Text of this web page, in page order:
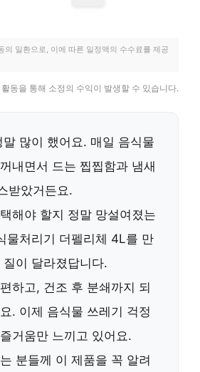
의 일환으로, 이에 따른 일정액의 수수료를 제공
동을 통해 소정의 수익이 발생할 수 있습니다.
많이 했어요. 매일 음식물
내면서 드는 찝찝함과 냄새
받았거든요.
해야 할지 정말 망설여졌는
물처리기 더펠리체 4L를 만
이 달라졌답니다.
하고, 건조 후 분쇄까지 되
. 이제 음식물 쓰레기 걱정
거움만 느끼고 있어요.
분들께 이 제품을 꼭 알려